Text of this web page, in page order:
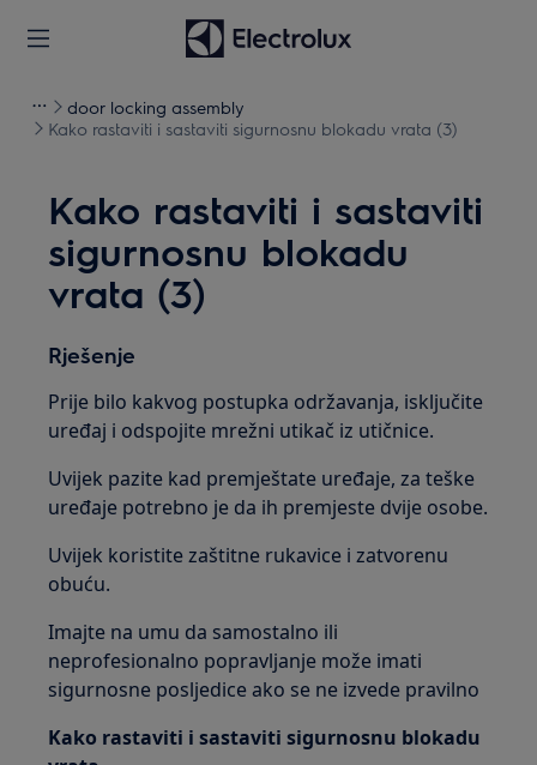
door locking assembly
Kako rastaviti i sastaviti sigurnosnu blokadu vrata (3)
Kako rastaviti i sastaviti
sigurnosnu blokadu
vrata (3)
Rješenje
Prije bilo kakvog postupka održavanja, isključite
uređaj i odspojite mrežni utikač iz utičnice.
Uvijek pazite kad premještate uređaje, za teške
uređaje potrebno je da ih premjeste dvije osobe.
Uvijek koristite zaštitne rukavice i zatvorenu
obuću.
Imajte na umu da samostalno ili
neprofesionalno popravljanje može imati
sigurnosne posljedice ako se ne izvede pravilno
Kako rastaviti i sastaviti sigurnosnu blokadu